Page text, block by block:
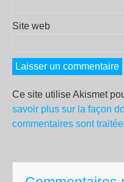
Site web
Ce site utilise Akismet
savoir plus sur la façon
commentaires sont